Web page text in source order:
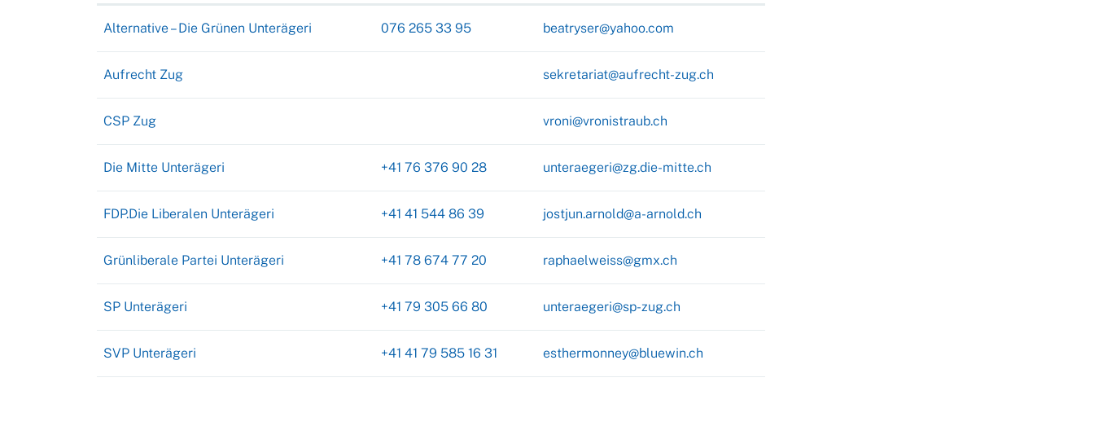
Alternative – Die Grünen Unterägeri 076 265 33 95 beatryser@yahoo.com
Aufrecht Zug sekretariat@aufrecht-zug.ch
CSP Zug vroni@vronistraub.ch
Die Mitte Unterägeri +41 76 376 90 28 unteraegeri@zg.die-mitte.ch
FDP.Die Liberalen Unterägeri +41 41 544 86 39 jostjun.arnold@a-arnold.ch
Grünliberale Partei Unterägeri +41 78 674 77 20 raphaelweiss@gmx.ch
SP Unterägeri +41 79 305 66 80 unteraegeri@sp-zug.ch
SVP Unterägeri +41 41 79 585 16 31 esthermonney@bluewin.ch